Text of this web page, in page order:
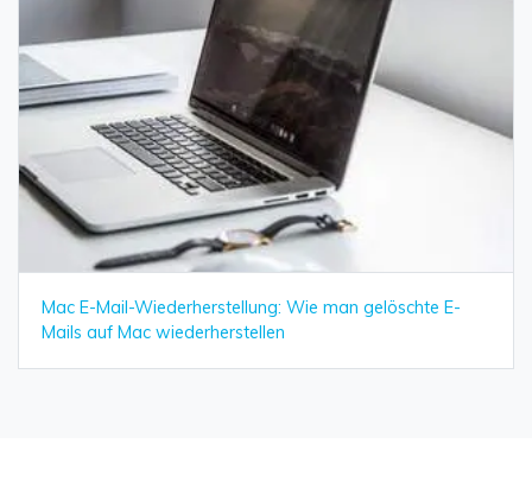
Mac E-Mail-Wiederherstellung: Wie man gelöschte E-
Mails auf Mac wiederherstellen